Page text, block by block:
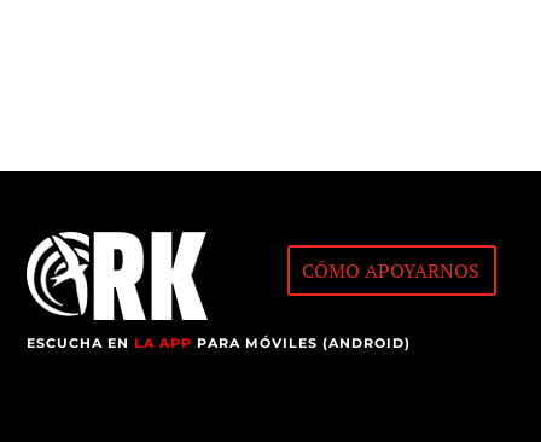
CÓMO APOYARNOS
ESCUCHA ENLA APP PARA MÓVILES (ANDROID)